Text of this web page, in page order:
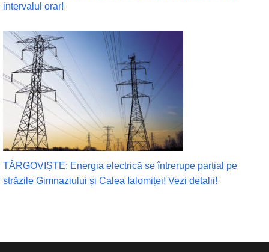
intervalul orar!
TÂRGOVIȘTE: Energia electrică se întrerupe parțial pe
străzile Gimnaziului și Calea Ialomiței! Vezi detalii!